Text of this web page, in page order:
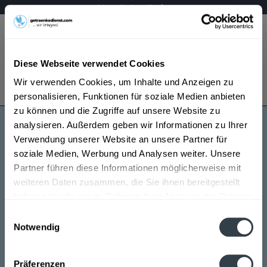
Diese Webseite verwendet Cookies
Wir verwenden Cookies, um Inhalte und Anzeigen zu
personalisieren, Funktionen für soziale Medien anbieten
zu können und die Zugriffe auf unsere Website zu
analysieren. Außerdem geben wir Informationen zu Ihrer
Verwendung unserer Website an unsere Partner für
soziale Medien, Werbung und Analysen weiter. Unsere
Partner führen diese Informationen möglicherweise mit
weiteren Daten zusammen, die Sie ihnen bereitgestellt
Notwendig
Präferenzen
Mo – Fr 9 – 17 Uhr
Menü
Bestellung widerrufen
Es gilt unsere Datenschutzerklärung
Lahnperle
Lahnperle wird in den folgenden Regionen, Städten,